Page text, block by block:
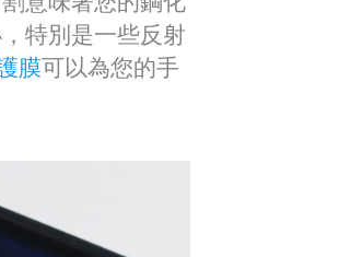
特別是一些反射
膜可以為您的手